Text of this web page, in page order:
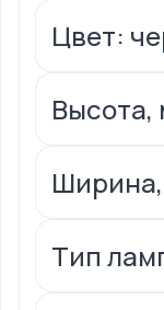
Цвет:
Высота,
Тип